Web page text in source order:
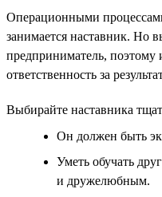
Операционными
занимается наставник. Но
предприниматель, поэтому
ответственность за
Выбирайте наставника
Он должен быть
Уметь обучать
и дружелюбным.